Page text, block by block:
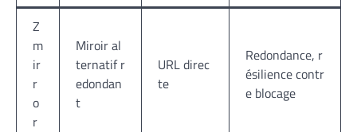
Z
m
ir
r
o
r
Miroir al
ternatif r
edondan
t
URL direc
te
Redondance, r
ésilience contr
e blocage